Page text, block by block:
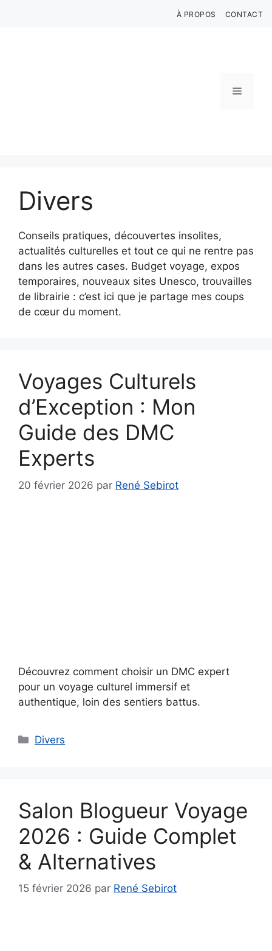
À PROPOS CONTACT
Menu
Divers
Conseils pratiques, découvertes insolites,
actualités culturelles et tout ce qui ne rentre pas
dans les autres cases. Budget voyage, expos
temporaires, nouveaux sites Unesco, trouvailles
de librairie : c’est ici que je partage mes coups
de cœur du moment.
Voyages Culturels
d’Exception : Mon
Guide des DMC
Experts
20 février 2026 par René Sebirot
Découvrez comment choisir un DMC expert
pour un voyage culturel immersif et
authentique, loin des sentiers battus.
Catégories
Divers
Salon Blogueur Voyage
2026 : Guide Complet
& Alternatives
15 février 2026 par René Sebirot